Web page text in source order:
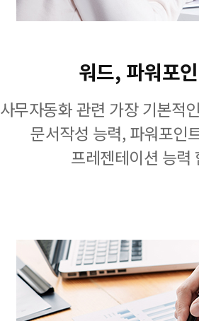
워드, 파워포
사무자동화 관련 가장 기본적
문서작성 능력, 파워포인
프레젠테이션 능력